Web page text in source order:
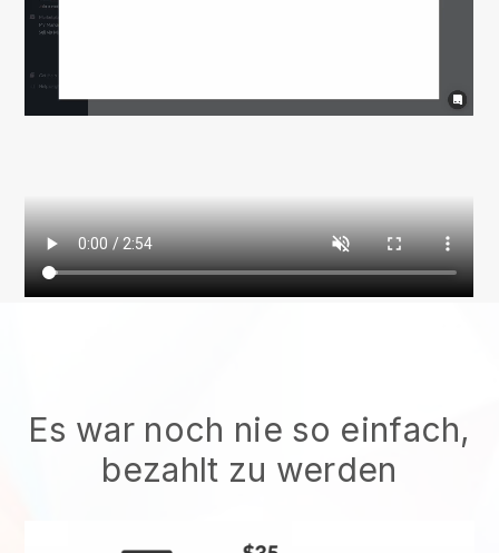
Es war noch nie so einfach,
bezahlt zu werden